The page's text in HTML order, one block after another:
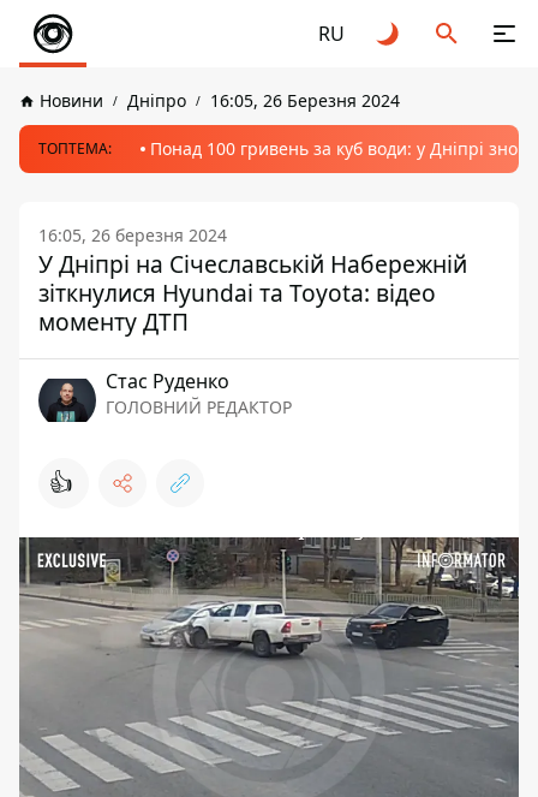
RU
Новини Дніпро 16:05, 26 Березня 2024
ТОПТЕМА: Понад 100 гривень за куб води: у Дніпрі
16:05, 26 березня 2024
У Дніпрі на Січеславській Набережній
зіткнулися Hyundai та Toyota: відео
моменту ДТП
Стас Руденко
ГОЛОВНИЙ РЕДАКТОР
👍